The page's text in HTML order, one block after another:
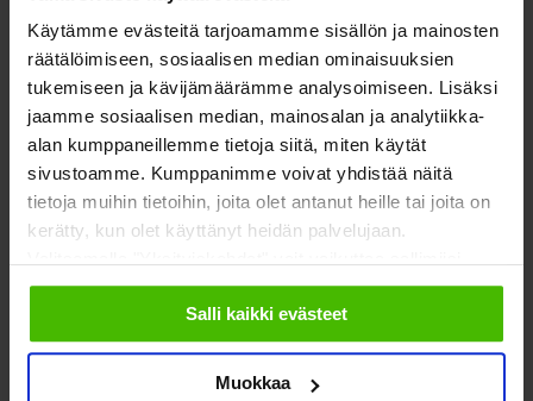
Käytämme evästeitä tarjoamamme sisällön ja mainosten
räätälöimiseen, sosiaalisen median ominaisuuksien
tukemiseen ja kävijämäärämme analysoimiseen. Lisäksi
jaamme sosiaalisen median, mainosalan ja analytiikka-
alan kumppaneillemme tietoja siitä, miten käytät
sivustoamme. Kumppanimme voivat yhdistää näitä
tietoja muihin tietoihin, joita olet antanut heille tai joita on
kerätty, kun olet käyttänyt heidän palvelujaan.
evästeisiin.
Salli kaikki evästeet
Muokkaa
lisäksi kerrottava, mitkä osat sivustossa eivät täytä
saavutettavuusvaatimuksia ja perustelut sille.
Saavutettavuusselosteen on sisällettävä myös ohjeet palvelun
saamiseen tarvittaessa vaihtoehtoisella tavalla sekä linkki
valvontaviranomaisen verkkosivustolle, jossa palvelun
käyttäjä voi tehdä saavutettavuuskantelun tai -
selvityspyynnön. EU:n komissio on julkaissut
Saako saavuttavuudesta